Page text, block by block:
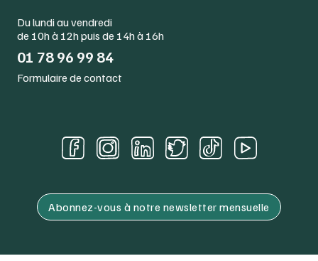
Du lundi au vendredi
de 10h à 12h puis de 14h à 16h
01 78 96 99 84
Formulaire de contact
Abonnez-vous à notre newsletter mensuelle